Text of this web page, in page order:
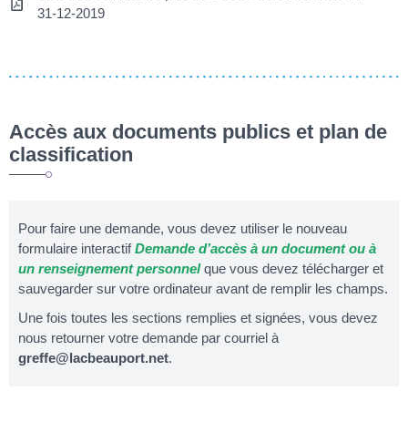
31-12-2019
Accès aux documents publics et plan de
classification
Pour faire une demande, vous devez utiliser le nouveau
formulaire interactifDemande d’accès à un document ou à
un renseignement personnelque vous devez télécharger et
sauvegarder sur votre ordinateur avant de remplir les champs.
Une fois toutes les sections remplies et signées, vous devez
nous retourner votre demande par courriel à
greffe@lacbeauport.net.